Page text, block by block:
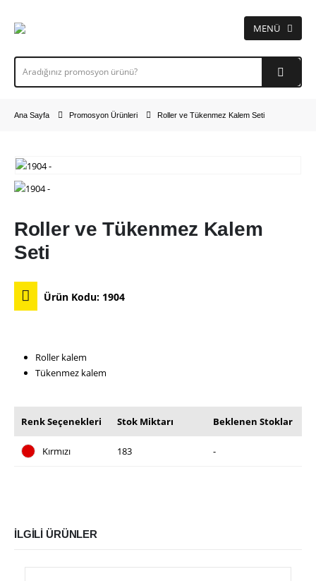
Ana Sayfa Promosyon Ürünleri Roller ve Tükenmez Kalem Seti
Roller ve Tükenmez Kalem
Seti
Ürün Kodu: 1904
Roller kalem
Tükenmez kalem
Renk Seçenekleri Stok Miktarı Beklenen Stoklar
Kırmızı 183 -
İLGILI ÜRÜNLER